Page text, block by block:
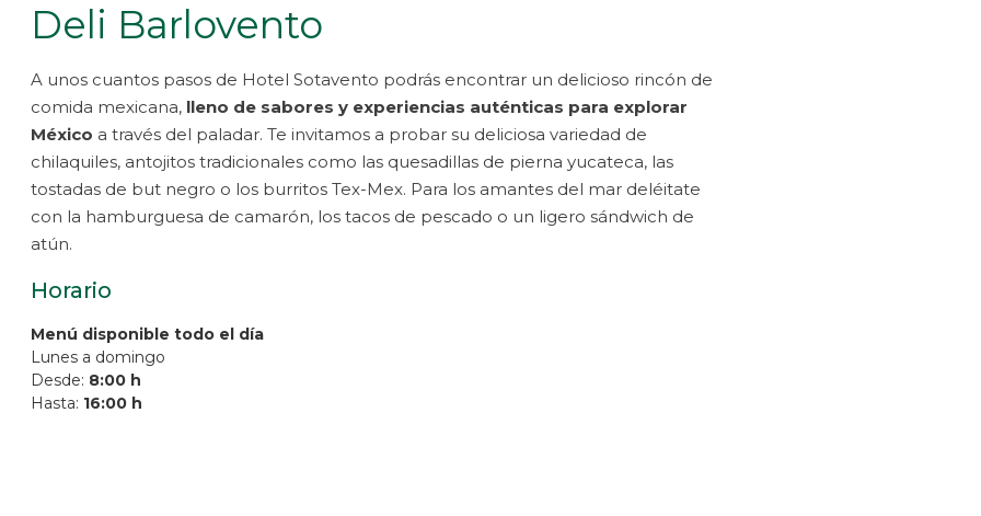
Deli Barlovento
A unos cuantos pasos de Hotel Sotavento podrás encontrar un delicioso rincón de
comida mexicana, lleno de sabores y experiencias auténticas para explorar
México a través del paladar. Te invitamos a probar su deliciosa variedad de
chilaquiles, antojitos tradicionales como las quesadillas de pierna yucateca, las
tostadas de but negro o los burritos Tex-Mex. Para los amantes del mar deléitate
con la hamburguesa de camarón, los tacos de pescado o un ligero sándwich de
atún.
Horario
Menú disponible todo el día
Lunes a domingo
Desde: 8:00 h
Hasta: 16:00 h